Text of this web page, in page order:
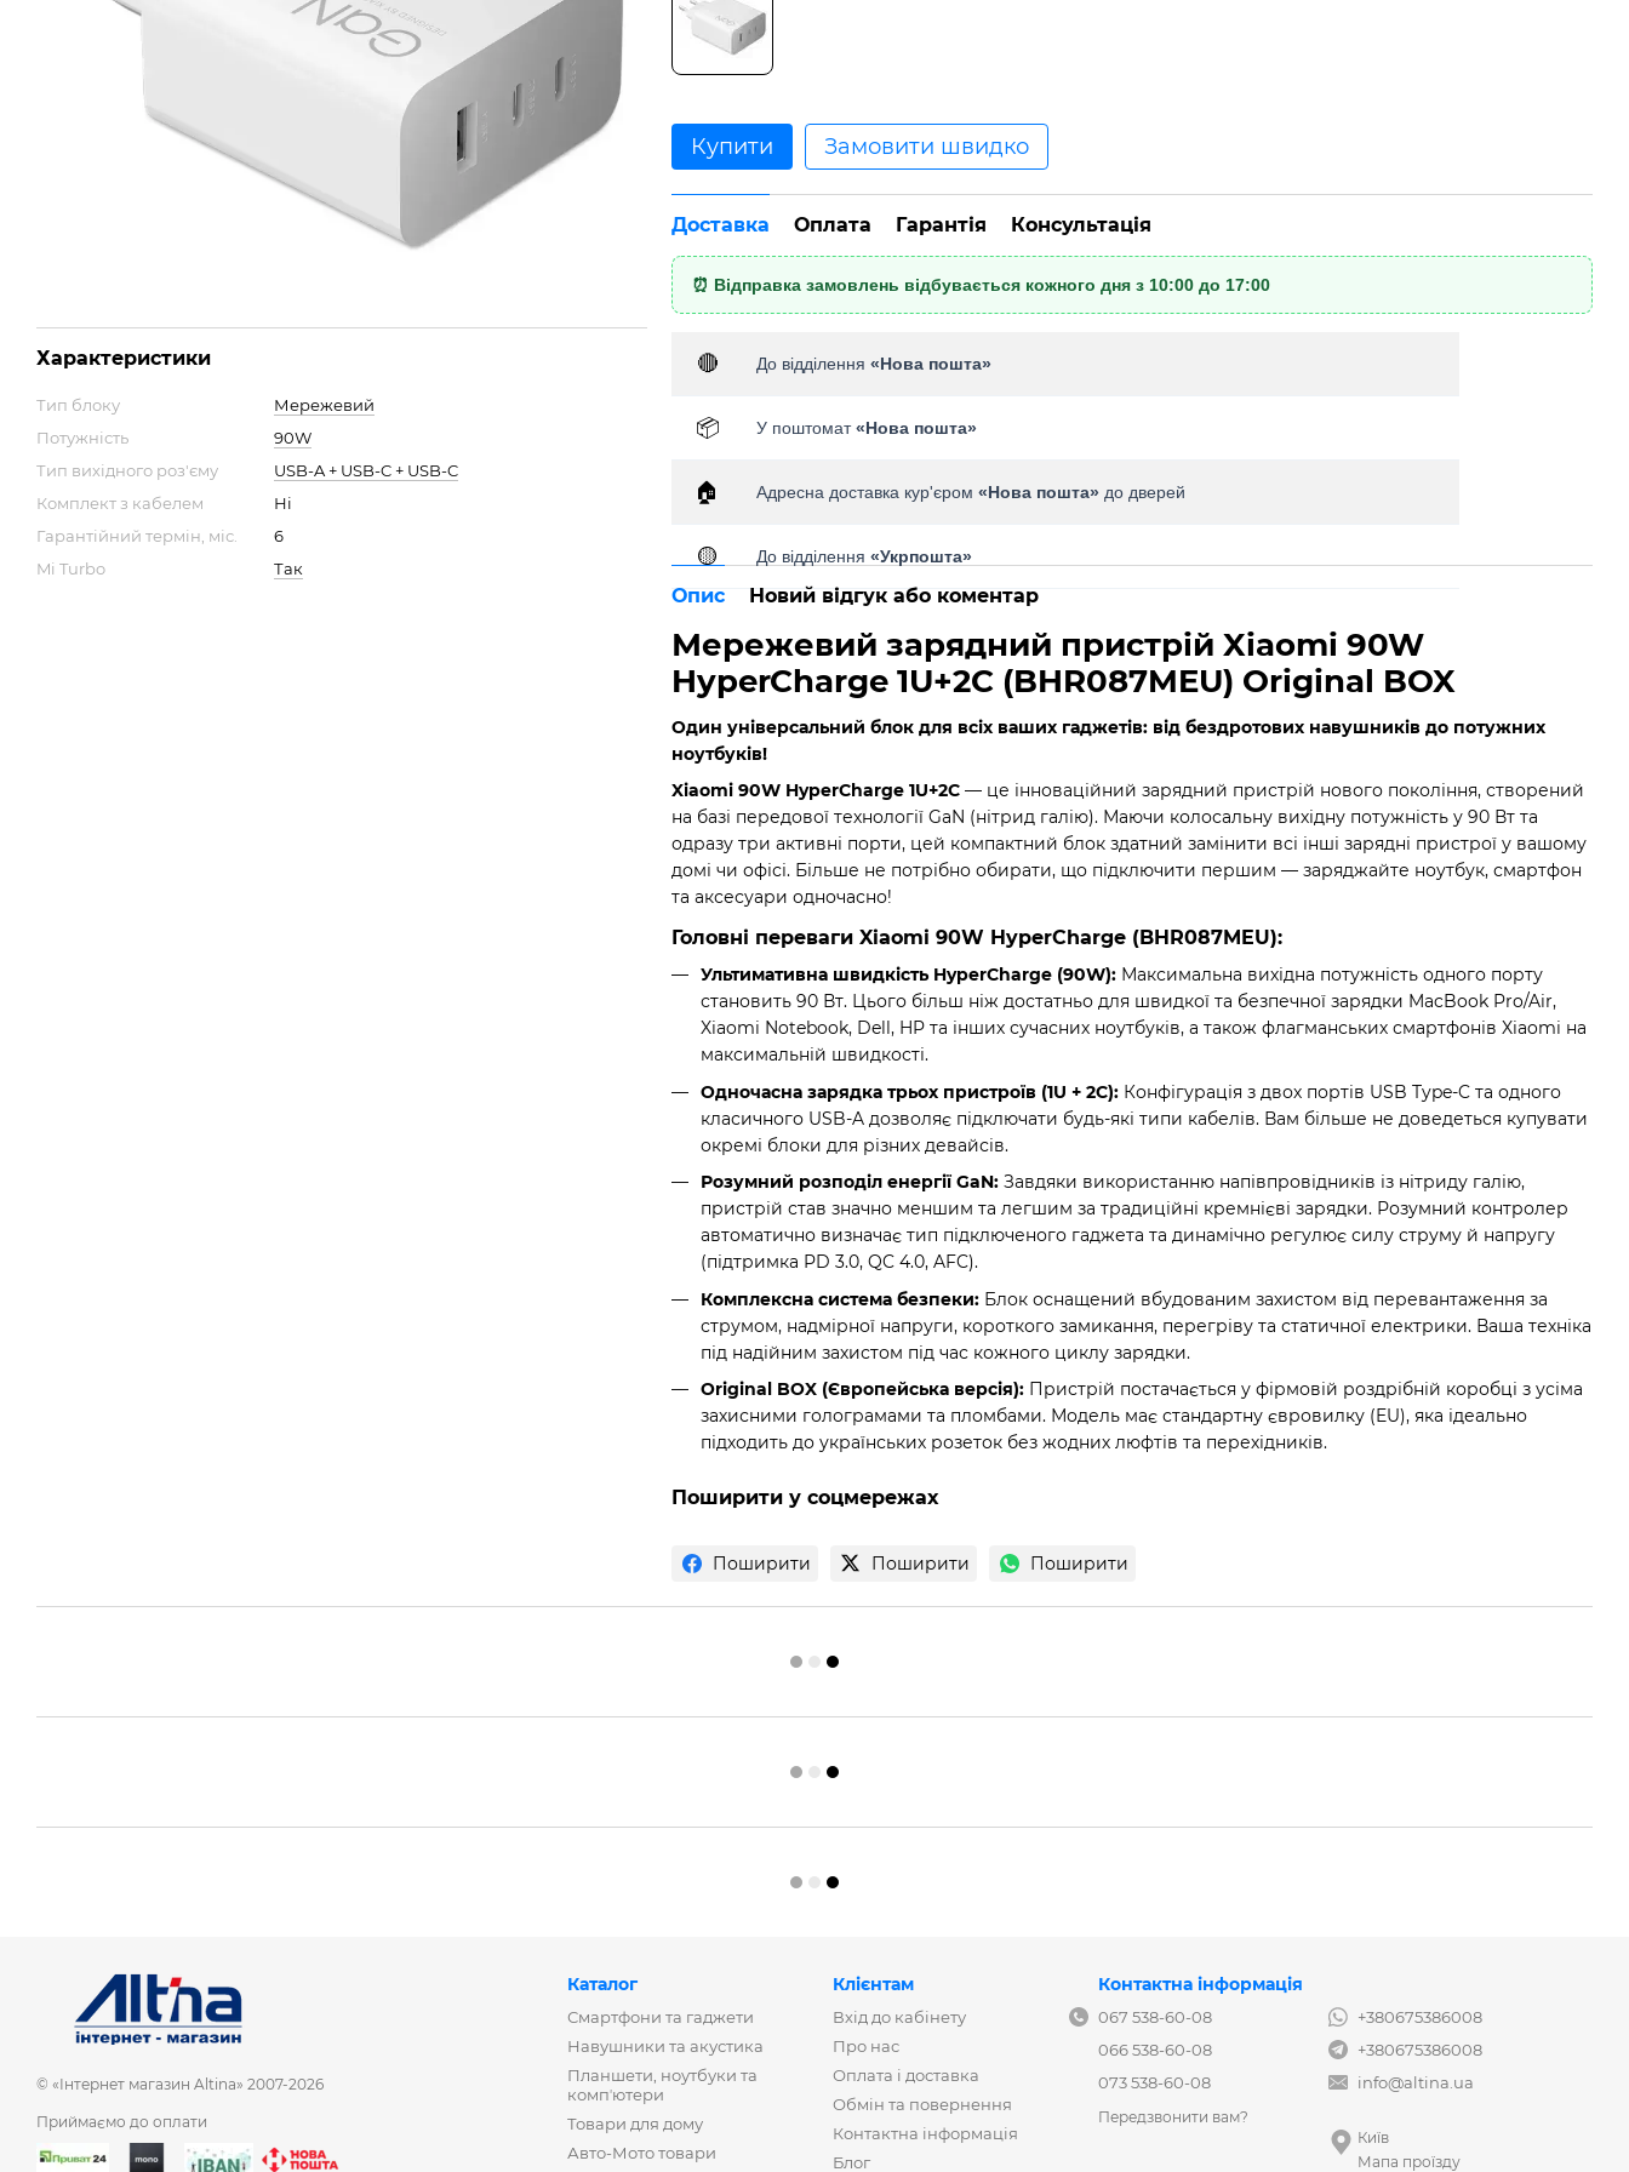
Характеристики
Тип блоку
Мережевий
Потужність
90W
Тип вихідного роз'єму
USB-A + USB-C + USB-C
Комплект з кабелем
Ні
Гарантійний термін, міс.
6
Mi Turbo
Так
Купити Замовити швидко
Доставка Оплата Гарантія Консультація
⏰ Відправка замовлень відбувається кожного дня з 10:00 до 17:00
🔴 До відділення «Нова пошта»
📦 У поштомат«Нова пошта»
🏠 Адресна доставка кур'єром «Нова пошта»до дверей
🟡 До відділення «Укрпошта»
Опис Новий відгук або коментар
Мережевий зарядний пристрій Xiaomi 90W
HyperCharge 1U+2C (BHR087MEU) Original BOX
Один універсальний блок для всіх ваших гаджетів: від бездротових навушників до потужних
ноутбуків!
Xiaomi 90W HyperCharge 1U+2C— це інноваційний зарядний пристрій нового покоління, створений
на базі передової технології GaN (нітрид галію). Маючи колосальну вихідну потужність у 90 Вт та
одразу три активні порти, цей компактний блок здатний замінити всі інші зарядні пристрої у вашому
домі чи офісі. Більше не потрібно обирати, що підключити першим — заряджайте ноутбук, смартфон
та аксесуари одночасно!
Головні переваги Xiaomi 90W HyperCharge (BHR087MEU):
Ультимативна швидкість HyperCharge (90W):Максимальна вихідна потужність одного порту
становить 90 Вт. Цього більш ніж достатньо для швидкої та безпечної зарядки MacBook Pro/Air,
Xiaomi Notebook, Dell, HP та інших сучасних ноутбуків, а також флагманських смартфонів Xiaomi на
максимальній швидкості.
Одночасна зарядка трьох пристроїв (1U + 2C):Конфігурація з двох портів USB Type-C та одного
класичного USB-A дозволяє підключати будь-які типи кабелів. Вам більше не доведеться купувати
окремі блоки для різних девайсів.
Розумний розподіл енергії GaN:Завдяки використанню напівпровідників із нітриду галію,
пристрій став значно меншим та легшим за традиційні кремнієві зарядки. Розумний контролер
автоматично визначає тип підключеного гаджета та динамічно регулює силу струму й напругу
(підтримка PD 3.0, QC 4.0, AFC).
Комплексна система безпеки:Блок оснащений вбудованим захистом від перевантаження за
струмом, надмірної напруги, короткого замикання, перегріву та статичної електрики. Ваша техніка
під надійним захистом під час кожного циклу зарядки.
Original BOX (Європейська версія):Пристрій постачається у фірмовій роздрібній коробці з усіма
захисними голограмами та пломбами. Модель має стандартну євровилку (EU), яка ідеально
підходить до українських розеток без жодних люфтів та перехідників.
Поширити у соцмережах
Поширити Поширити Поширити
© «Інтернет магазин Altina» 2007-2026
Приймаємо до оплати
Каталог
Смартфони та гаджети
Навушники та акустика
Планшети, ноутбуки та
компʼютери
Товари для дому
Авто-Мото товари
Клієнтам
Вхід до кабінету
Про нас
Оплата і доставка
Обмін та повернення
Контактна інформація
Блог
Контактна інформація
067 538-60-08
066 538-60-08
073 538-60-08
Передзвонити вам?
+380675386008
+380675386008
info@altina.ua
Київ
Мапа проїзду